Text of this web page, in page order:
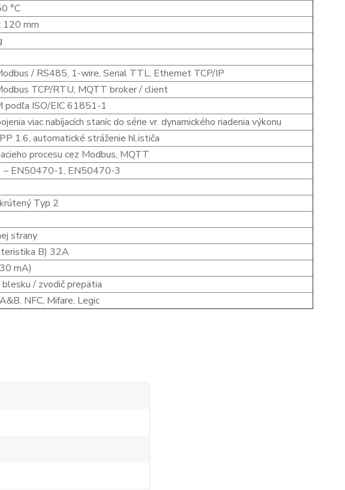
°C
mm
/ RS485, 1-wire, Serial TTL, Ethernet TCP/IP
TCP/RTU, MQTT broker / client
podľa ISO/EIC 61851-1
viac nabíjacích staníc do série vr. dynamického riadenia výkonu
1.6, automatické stráženie hl.ističa
procesu cez Modbus, MQTT
– EN50470-1, EN50470-3
Typ 2
strany
B) 32A
mA)
blesku / zvodič prepätia
NFC, Mifare, Legic